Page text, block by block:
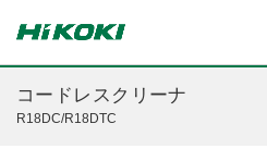
コードレスクリーナ
R18DC/R18DTC